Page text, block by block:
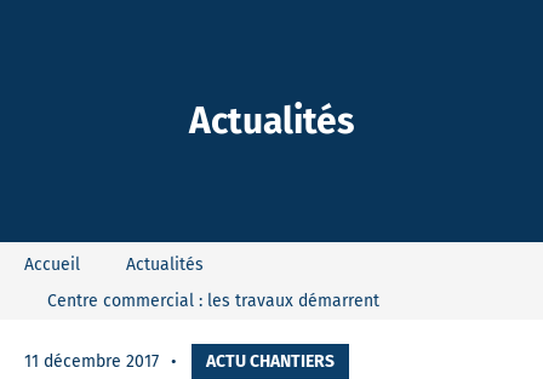
Actualités
Accueil
Actualités
Centre commercial : les travaux démarrent
11 décembre 2017 ACTU CHANTIERS